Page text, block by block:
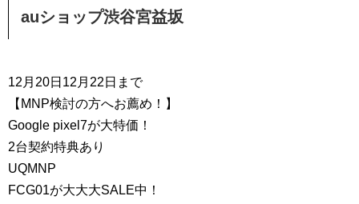
auショップ渋谷宮益坂
12月20日12月22日まで
【MNP検討の方へお薦め！】
Google pixel7が大特価！
2台契約特典あり
UQMNP
FCG01が大大大SALE中！